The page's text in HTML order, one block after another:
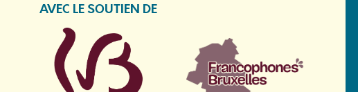
AVEC LE SOUTIEN DE